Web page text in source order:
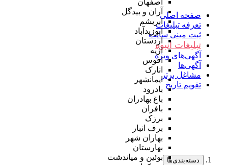
اصفهان
آران و بیدگل
ابریشم
ابوزیدآباد
اردستان
اژیه
افوس
انارک
ایمانشهر
بادرود
باغ بهادران
بافران
برزک
برف انبار
بهاران شهر
بهارستان
بوئین و میاندشت
صفحه اصلی
تعرفه تبلیغات
ثبت مینی سایت
تبلیغات انبوه
آگهی‌های ویژه
آگهی‌ها
مشاغل برتر
تقویم تاریخ
دسته‌بندی‌ها